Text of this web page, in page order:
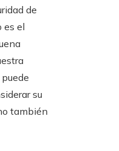
de
es el
su
también